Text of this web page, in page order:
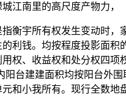
江南里的高尺度产物力，
宇所有权发生变动时，家
利钱。均按程度投影面积
权、收益权和处分权四项
阳台建建面积均按阳台外
和小我所有。现行全数地